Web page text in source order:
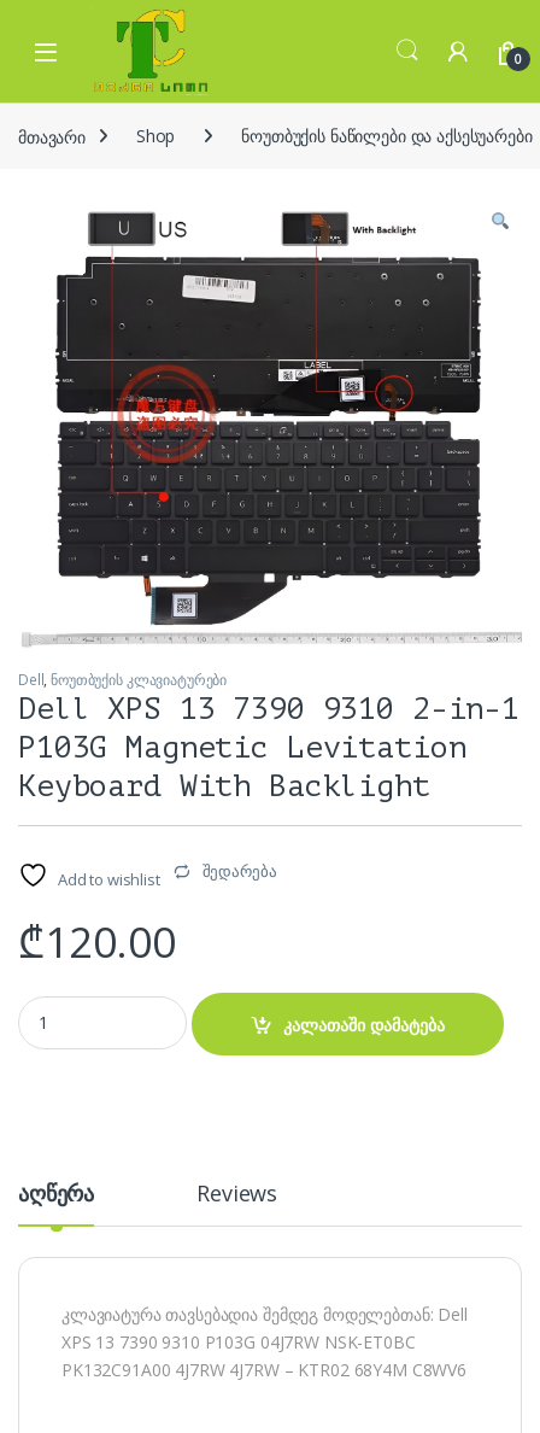
Skip to navigation
Skip to content
Open 0
მთავარი Shop ნოუთბუქის ნაწილები და აქსესუარები
Dell,ნოუთბუქის კლავიატურები
Dell XPS 13 7390 9310 2-in-1
P103G Magnetic Levitation
Keyboard With Backlight
Add to wishlist შედარება
₾120.00
Dell XPS 13 7390 9310 2-in-1 P103G Magnetic Levitation Keyboard
კალათაში დამატება
აღწერა Reviews
კლავიატურა თავსებადია შემდეგ მოდელებთან: Dell
XPS 13 7390 9310 P103G 04J7RW NSK-ET0BC
PK132C91A00 4J7RW 4J7RW – KTR02 68Y4M C8WV6